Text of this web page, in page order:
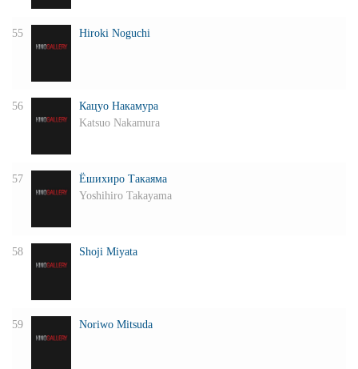
55 Hiroki Noguchi
56
Кацуо Накамура
Katsuo Nakamura
57
Ёшихиро Такаяма
Yoshihiro Takayama
58 Shoji Miyata
59 Noriwo Mitsuda